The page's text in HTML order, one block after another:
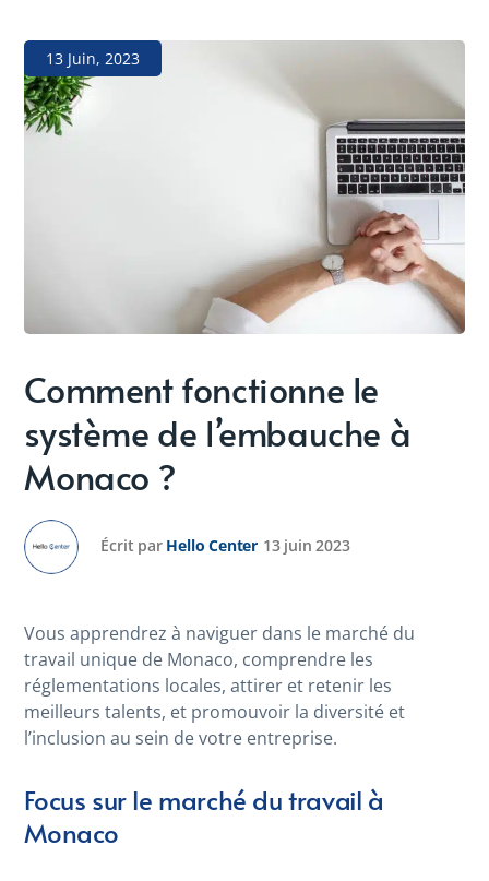
13 Juin, 2023
Comment fonctionne le
système de l’embauche à
Monaco ?
Écrit par Hello Center 13 juin 2023
Vous apprendrez à naviguer dans le marché du
travail unique de Monaco, comprendre les
réglementations locales, attirer et retenir les
meilleurs talents, et promouvoir la diversité et
l’inclusion au sein de votre entreprise.
Focus sur le marché du travail à
Monaco